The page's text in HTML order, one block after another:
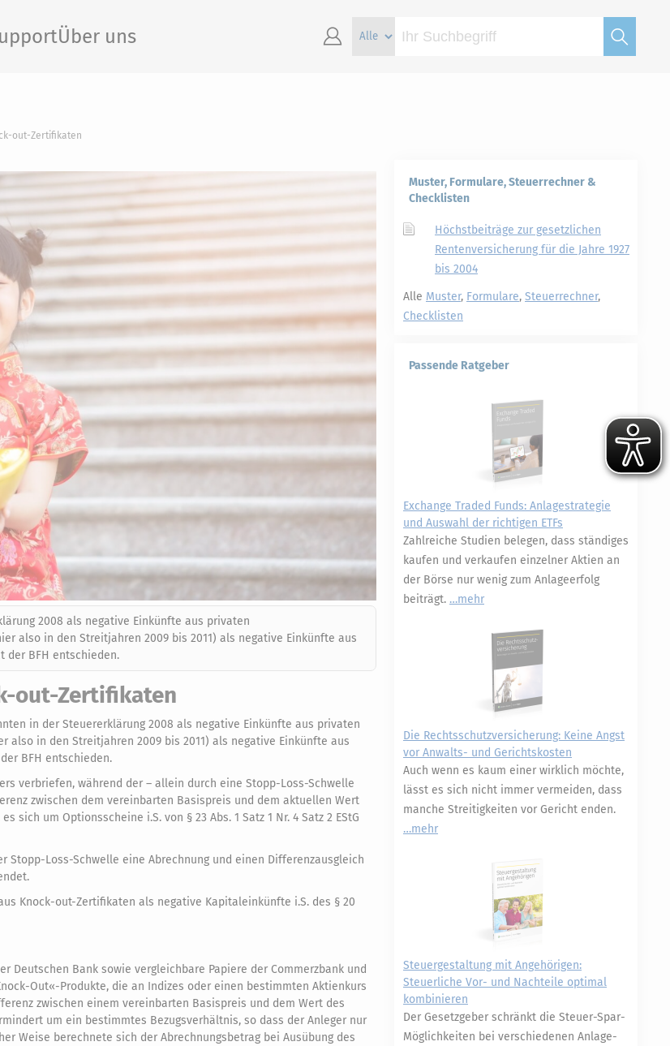
Über uns
out-Zertifikaten
2008 als negative Einkünfte aus privaten
also in den Streitjahren 2009 bis 2011) als negative Einkünfte aus
der BFH entschieden.
out-Zertifikaten
in der Steuererklärung 2008 als negative Einkünfte aus privaten
also in den Streitjahren 2009 bis 2011) als negative Einkünfte aus
BFH entschieden.
verbriefen, während der – allein durch eine Stopp-Loss-Schwelle
zwischen dem vereinbarten Basispreis und dem aktuellen Wert
um Optionsscheine i.S. von § 23 Abs. 1 Satz 1 Nr. 4 Satz 2 EStG
Stopp-Loss-Schwelle eine Abrechnung und einen Differenzausgleich
Knock-out-Zertifikaten als negative Kapitaleinkünfte i.S. des § 20
Deutschen Bank sowie vergleichbare Papiere der Commerzbank und
Out«-Produkte, die an Indizes oder einen bestimmten Aktienkurs
zwischen einem vereinbarten Basispreis und dem Wert des
um ein bestimmtes Bezugsverhältnis, so dass der Anleger nur
Weise berechnete sich der Abrechnungsbetrag bei Ausübung des
Muster, Formulare, Steuerrechner &
Checklisten
Höchstbeiträge zur gesetzlichen
Rentenversicherung für die Jahre 1927
bis 2004
Alle Muster, Formulare, Steuerrechner,
Checklisten
Passende Ratgeber
Exchange Traded Funds: Anlagestrategie
und Auswahl der richtigen ETFs
Zahlreiche Studien belegen, dass ständiges
kaufen und verkaufen einzelner Aktien an
der Börse nur wenig zum Anlageerfolg
beiträgt.
mehr
Die Rechtsschutzversicherung: Keine Angst
vor Anwalts- und Gerichtskosten
Auch wenn es kaum einer wirklich möchte,
lässt es sich nicht immer vermeiden, dass
manche Streitigkeiten vor Gericht enden.
mehr
Steuergestaltung mit Angehörigen:
Steuerliche Vor- und Nachteile optimal
kombinieren
Der Gesetzgeber schränkt die Steuer-Spar-
Möglichkeiten bei verschiedenen Anlage-